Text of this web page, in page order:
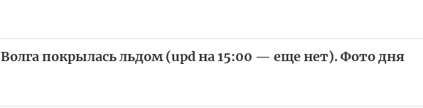
Волга покрылась льдом (upd на 15:00 — еще нет). Фото дня